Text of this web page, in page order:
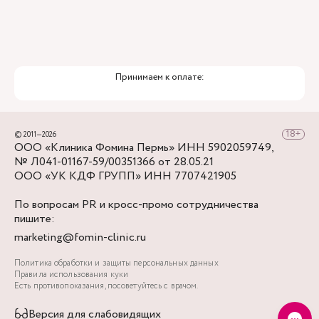
Принимаем к оплате:
© 2011—2026
ООО «Клиника Фомина Пермь» ИНН 5902059749,
№ Л041-01167-59/00351366 от 28.05.21
ООО «УК КДФ ГРУПП» ИНН 7707421905
По вопросам PR и кросс-промо сотрудничества
пишите:
marketing@fomin-clinic.ru
Политика обработки и защиты персональных данных
Правила использования куки
Есть противопоказания, посоветуйтесь с врачом.
Версия для слабовидящих